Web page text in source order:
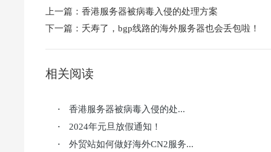
上一篇： 香港服务器被病毒入侵的处理方案
下一篇： 夭寿了，bgp线路的海外服务器也会丢包啦！
相关阅读
· 香港服务器被病毒入侵的处...
· 2024年元旦放假通知！
· 外贸站如何做好海外CN2服务...